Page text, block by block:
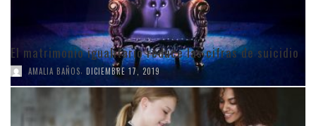
El matrimonio igualitario reduce las cifras de suicidio
AMALIA BAÑOS, DICIEMBRE 17, 2019